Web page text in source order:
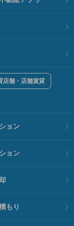
店舗・店舗賃貸
ョン
ョン
もり